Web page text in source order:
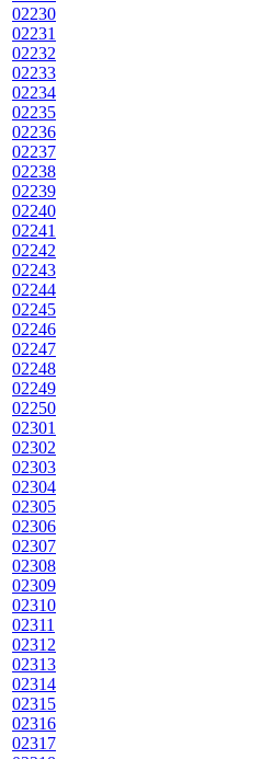
02230
02231
02232
02233
02234
02235
02236
02237
02238
02239
02240
02241
02242
02243
02244
02245
02246
02247
02248
02249
02250
02301
02302
02303
02304
02305
02306
02307
02308
02309
02310
02311
02312
02313
02314
02315
02316
02317